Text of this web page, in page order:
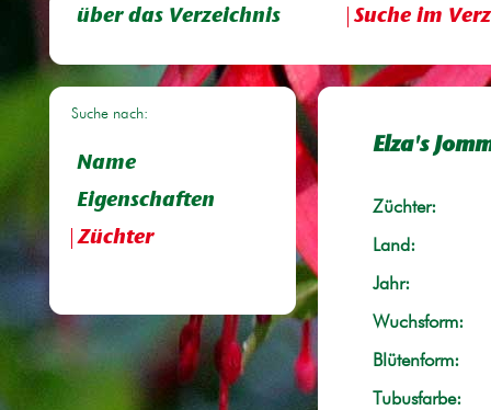
über das Verzeichnis Suche im
Suche nach:
Name
Eigenschaften
Züchter
Elza's
Züchter:
Land:
Jahr:
Wuchsform:
Blütenform:
Tubusfarbe: